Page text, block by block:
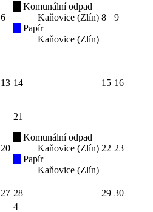
6
Komunální odpad
Kaňovice (Zlín)
Papír
Kaňovice (Zlín)
8 9
13 14 15 16
20
21
Komunální odpad
Kaňovice (Zlín)
Papír
Kaňovice (Zlín)
22 23
27 28 29 30
4